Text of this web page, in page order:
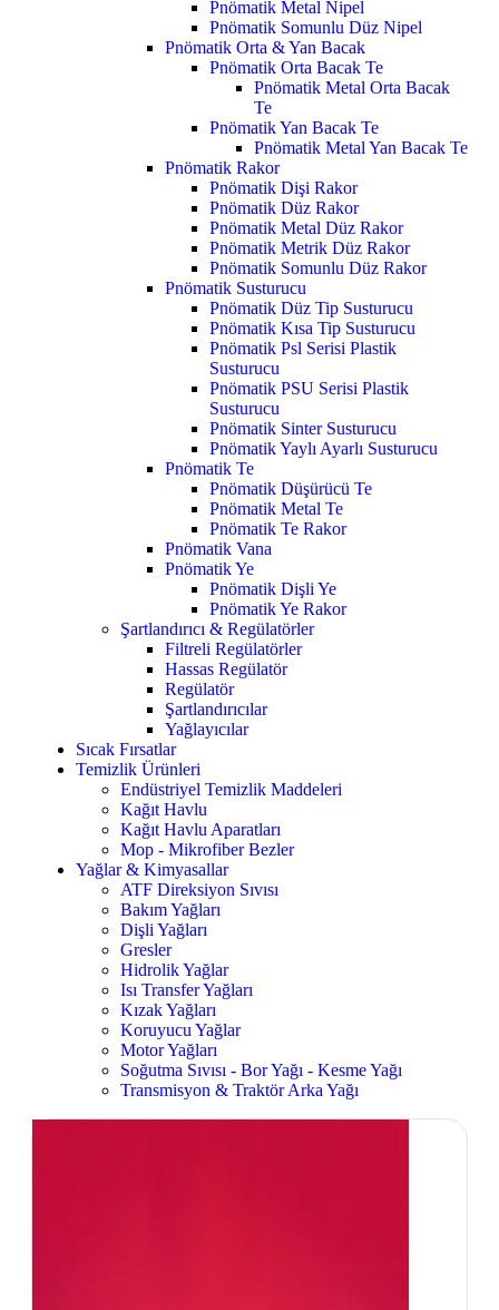
Pnömatik Metal Nipel
Pnömatik Somunlu Düz Nipel
Pnömatik Orta & Yan Bacak
Pnömatik Orta Bacak Te
Pnömatik Metal Orta Bacak
Te
Pnömatik Yan Bacak Te
Pnömatik Metal Yan Bacak Te
Pnömatik Rakor
Pnömatik Dişi Rakor
Pnömatik Düz Rakor
Pnömatik Metal Düz Rakor
Pnömatik Metrik Düz Rakor
Pnömatik Somunlu Düz Rakor
Pnömatik Susturucu
Pnömatik Düz Tip Susturucu
Pnömatik Kısa Tip Susturucu
Pnömatik Psl Serisi Plastik
Susturucu
Pnömatik PSU Serisi Plastik
Susturucu
Pnömatik Sinter Susturucu
Pnömatik Yaylı Ayarlı Susturucu
Pnömatik Te
Pnömatik Düşürücü Te
Pnömatik Metal Te
Pnömatik Te Rakor
Pnömatik Vana
Pnömatik Ye
Pnömatik Dişli Ye
Pnömatik Ye Rakor
Şartlandırıcı & Regülatörler
Filtreli Regülatörler
Hassas Regülatör
Regülatör
Şartlandırıcılar
Yağlayıcılar
Sıcak Fırsatlar
Temizlik Ürünleri
Endüstriyel Temizlik Maddeleri
Kağıt Havlu
Kağıt Havlu Aparatları
Mop - Mikrofiber Bezler
Yağlar & Kimyasallar
ATF Direksiyon Sıvısı
Bakım Yağları
Dişli Yağları
Gresler
Hidrolik Yağlar
Isı Transfer Yağları
Kızak Yağları
Koruyucu Yağlar
Motor Yağları
Soğutma Sıvısı - Bor Yağı - Kesme Yağı
Transmisyon & Traktör Arka Yağı